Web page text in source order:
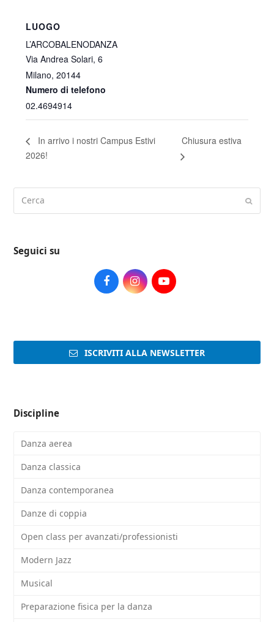
LUOGO
L’ARCOBALENODANZA
Via Andrea Solari, 6
Milano, 20144
Numero di telefono
02.4694914
In arrivo i nostri Campus Estivi
2026!
Chiusura estiva
Seguici su
FacebookInstagramYoutube
ISCRIVITI ALLA NEWSLETTER
Discipline
Danza aerea
Danza classica
Danza contemporanea
Danze di coppia
Open class per avanzati/professionisti
Modern Jazz
Musical
Preparazione fisica per la danza